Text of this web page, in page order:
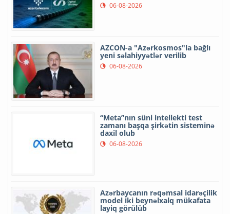
06-08-2026
AZCON-a "Azərkosmos"la bağlı
yeni səlahiyyətlər verilib
06-08-2026
“Meta”nın süni intellekti test
zamanı başqa şirkətin sisteminə
daxil olub
06-08-2026
Azərbaycanın rəqəmsal idarəçilik
model iki beynəlxalq mükafata
layiq görülüb